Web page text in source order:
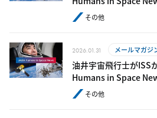
その他
2026.01.31 メールマガジ
油井宇宙飛行士がISS
Humans in Space
その他